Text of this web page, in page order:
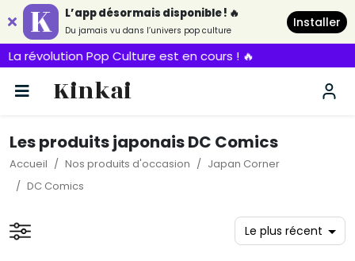
L’app désormais disponible ! 🔥
Du jamais vu dans l’univers pop culture
Installer
révolution Pop Culture est en cours ! 🔥
Kinkai
Les produits japonais DC Comics
Accueil Nos produits d'occasion
Japan Corner
DC Comics